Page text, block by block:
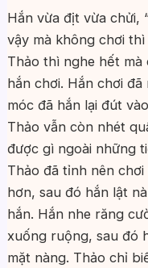
Hắn vừa địt vừa chửi,
vậy mà không chơi
Thảo thì nghe hết
hắn chơi. Hắn chơi
móc đã hắn lại đút
Thảo vẫn còn nhét
được gì ngoài những
Thảo đã tỉnh nên
hơn, sau đó hắn lật
hắn. Hắn nhe răng
xuống ruộng, sau đó
mặt nàng. Thảo chỉ